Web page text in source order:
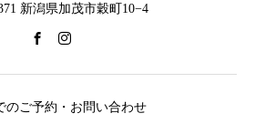
新潟県加茂市穀町10−4
のご予約・お問い合わせ